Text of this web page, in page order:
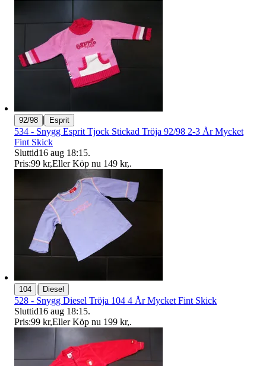
92/98 | Esprit
534 - Snygg Esprit Tjock Stickad Tröja 92/98 2-3 År Mycket
Fint Skick
Sluttid16 aug 18:15.
Pris:99 kr,Eller Köp nu 149 kr,.
104 | Diesel
528 - Snygg Diesel Tröja 104 4 År Mycket Fint Skick
Sluttid16 aug 18:15.
Pris:99 kr,Eller Köp nu 199 kr,.